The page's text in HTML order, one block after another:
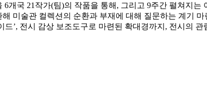
국 21작가(팀)의 작품을 통해, 그리고 9주간 펼쳐지는
미술관 컬렉션의 순환과 부재에 대해 질문하는 계기 마
’, 전시 감상 보조도구로 마련된 확대경까지, 전시의 관